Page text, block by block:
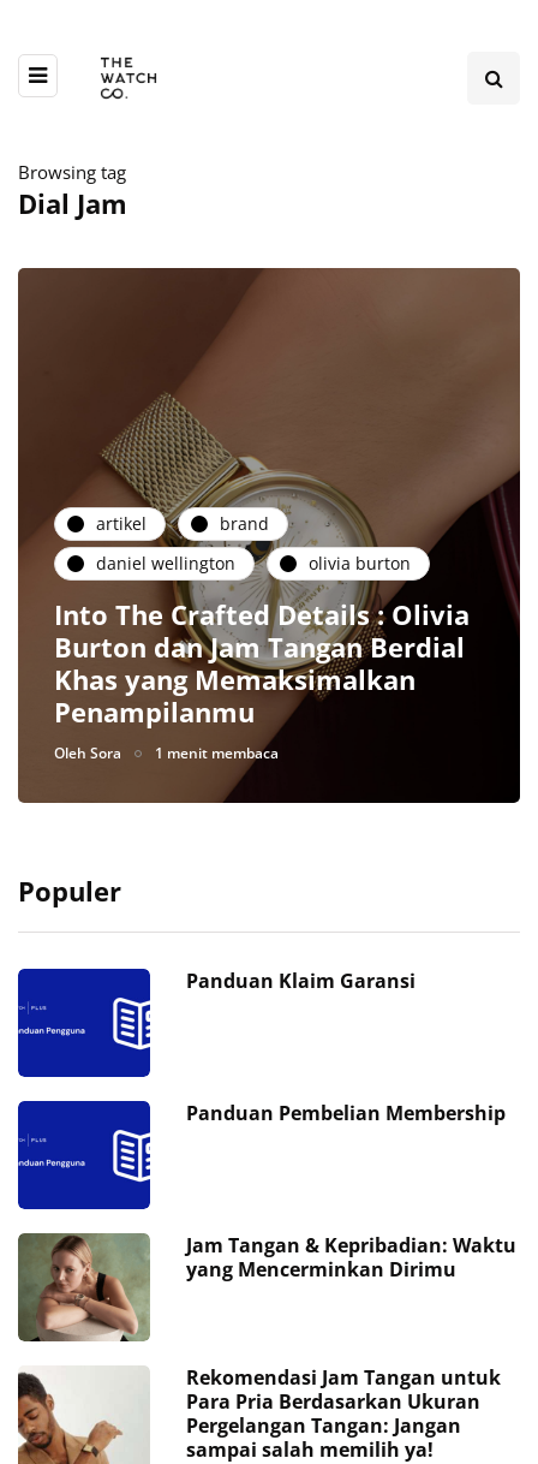
Browsing tag
Dial Jam
artikel
brand
daniel wellington
olivia burton
Into The Crafted Details : Olivia
Burton dan Jam Tangan Berdial
Khas yang Memaksimalkan
Penampilanmu
Oleh Sora 1 menit membaca
Populer
Panduan Klaim Garansi
Panduan Pembelian Membership
Jam Tangan & Kepribadian: Waktu
yang Mencerminkan Dirimu
Rekomendasi Jam Tangan untuk
Para Pria Berdasarkan Ukuran
Pergelangan Tangan: Jangan
sampai salah memilih ya!